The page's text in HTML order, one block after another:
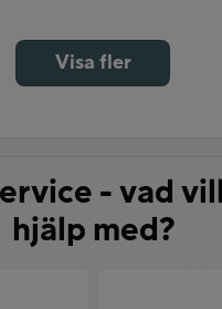
Visa fler
- vad
hjälp med?